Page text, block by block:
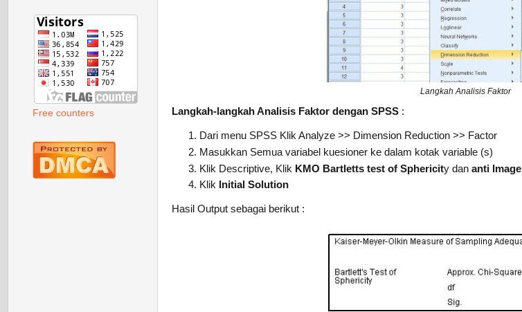
Langkah Analisis Faktor
Langkah-langkah Analisis Faktor dengan SPSS:
Dari menu SPSS Klik Analyze >> Dimension Reduction >> Factor
Masukkan Semua variabel kuesioner ke dalam kotak variable (s)
Klik Descriptive, Klik KMO Bartletts test of Sphericity dan anti Image
Klik Initial Solution
Hasil Output sebagai berikut :
Free counters